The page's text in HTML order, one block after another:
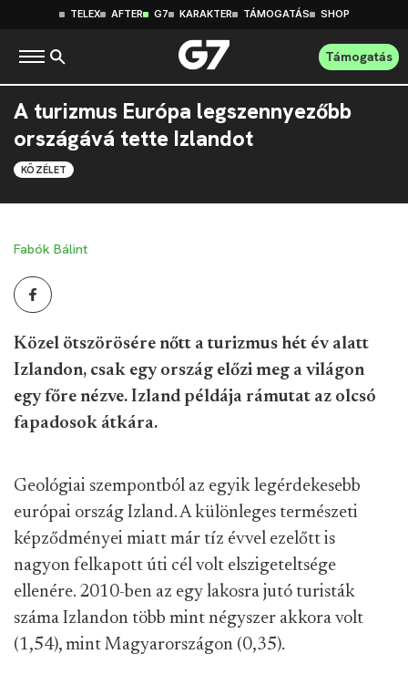
TELEX AFTER G7 KARAKTER TÁMOGATÁS SHOP
Támogatás
A turizmus Európa legszennyezőbb
országává tette Izlandot
KÖZÉLET
Fabók Bálint
Közel ötszörösére nőtt a turizmus hét év alatt
Izlandon, csak egy ország előzi meg a világon
egy főre nézve. Izland példája rámutat az olcsó
fapadosok átkára.
Geológiai szempontból az egyik legérdekesebb
európai ország Izland. A különleges természeti
képződményei miatt már tíz évvel ezelőtt is
nagyon felkapott úti cél volt elszigeteltsége
ellenére. 2010-ben az egy lakosra jutó turisták
száma Izlandon több mint négyszer akkora volt
(1,54), mint Magyarországon (0,35).